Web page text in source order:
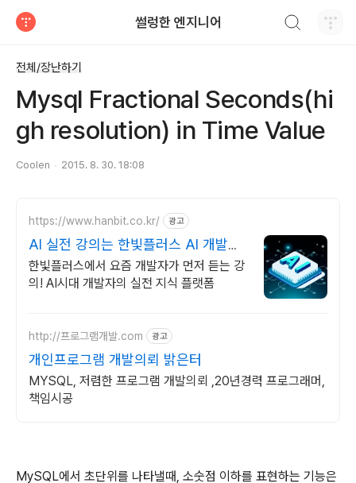
썰렁한 엔지니어
전체/장난하기
Mysql Fractional Seconds(hi
gh resolution) in Time Value
Coolen 2015. 8. 30. 18:08
https://www.hanbit.co.kr/ 광고
AI 실전 강의는 한빛플러스 AI 개발자
필수 코스
한빛플러스에서 요즘 개발자가 먼저 듣는 강
의! AI시대 개발자의 실전 지식 플랫폼
http://프로그램개발.com 광고
개인프로그램 개발의뢰 밝은터
MYSQL, 저렴한 프로그램 개발의뢰 ,20년경력 프로그래머,
책임시공
MySQL에서 초단위를 나타낼때, 소숫점 이하를 표현하는 기능은